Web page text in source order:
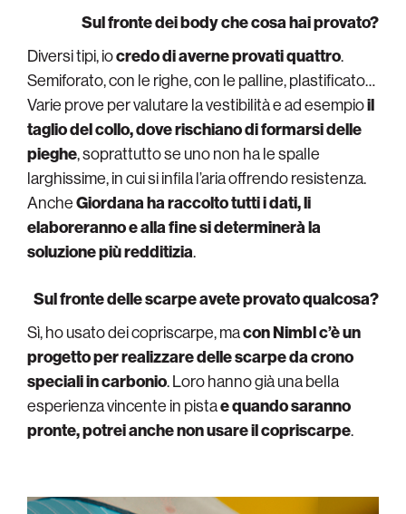
Sul fronte dei body che cosa hai provato?
Diversi tipi, iocredo di averne provati quattro.
Semiforato, con le righe, con le palline, plastificato…
Varie prove per valutare la vestibilità e ad esempioil
taglio del collo, dove rischiano di formarsi delle
pieghe, soprattutto se uno non ha le spalle
larghissime, in cui si infila l’aria offrendo resistenza.
AncheGiordana ha raccolto tutti i dati, li
elaboreranno e alla fine si determinerà la
soluzione più redditizia.
Sul fronte delle scarpe avete provato qualcosa?
Sì, ho usato dei copriscarpe, macon Nimbl c’è un
progetto per realizzare delle scarpe da crono
speciali in carbonio. Loro hanno già una bella
esperienza vincente in pistae quando saranno
pronte, potrei anche non usare il copriscarpe.